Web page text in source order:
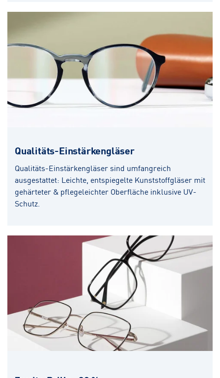
Qualitäts-Einstärkengläser
Qualitäts-Einstärkengläser sind umfangreich
ausgestattet: Leichte, entspiegelte Kunststoffgläser mit
gehärteter & pflegeleichter Oberfläche inklusive UV-
Schutz.